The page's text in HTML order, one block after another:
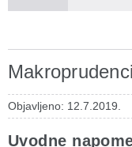
Objavljeno: 12.7.2019.
Uvodne